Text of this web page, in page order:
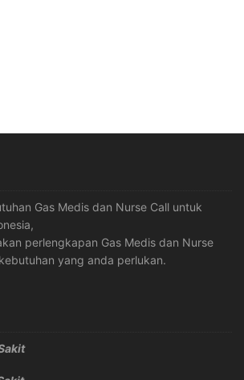
Gas Medis dan Nurse Call untuk
perlengkapan Gas Medis dan Nurse
yang anda perlukan.